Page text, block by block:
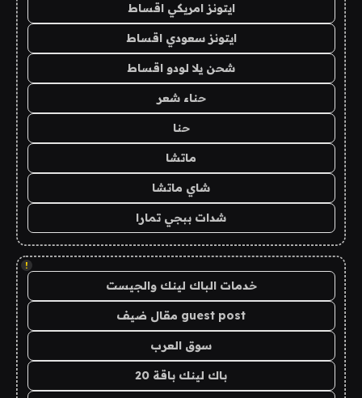
ايتونز امريكي اقساط
ايتونز سعودي اقساط
شحن يلا لودو اقساط
حناء شعر
حنا
ماتشا
شاي ماتشا
شدات ببجي تمارا
!
خدمات الباك لينك والجيست
guest post مقال ضيف
سوق العرب
باك لينك باقة 20